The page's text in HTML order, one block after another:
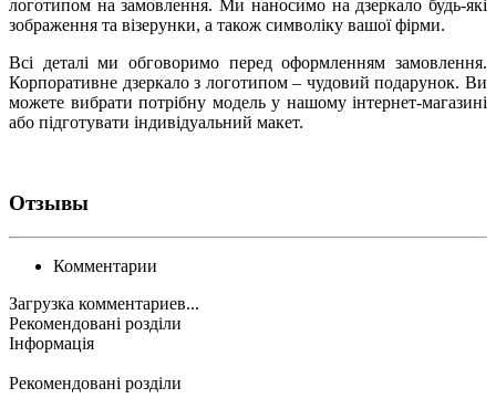
логотипом на замовлення. Ми наносимо на дзеркало будь-які
зображення та візерунки, а також символіку вашої фірми.
Всі деталі ми обговоримо перед оформленням замовлення.
Корпоративне дзеркало з логотипом – чудовий подарунок. Ви
можете вибрати потрібну модель у нашому інтернет-магазині
або підготувати індивідуальний макет.
Отзывы
Комментарии
Загрузка комментариев...
Рекомендовані розділи
Інформація
Рекомендовані розділи